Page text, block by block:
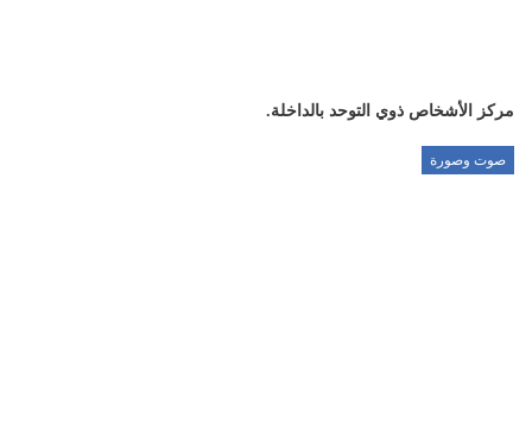
مركز الأشخاص ذوي التوحد بالداخلة.
صوت وصورة